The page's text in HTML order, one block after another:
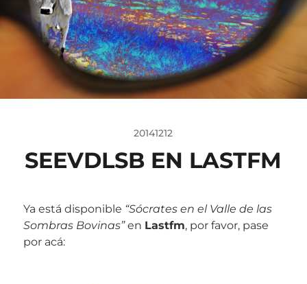
20141212
SEEVDLSB EN LASTFM
Ya está disponible “Sócrates en el Valle de las
Sombras Bovinas”en Lastfm, por favor, pase
por acá: